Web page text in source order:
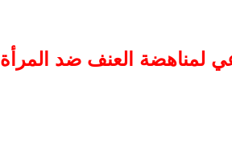
لمناهضة العنف ضد المرأة